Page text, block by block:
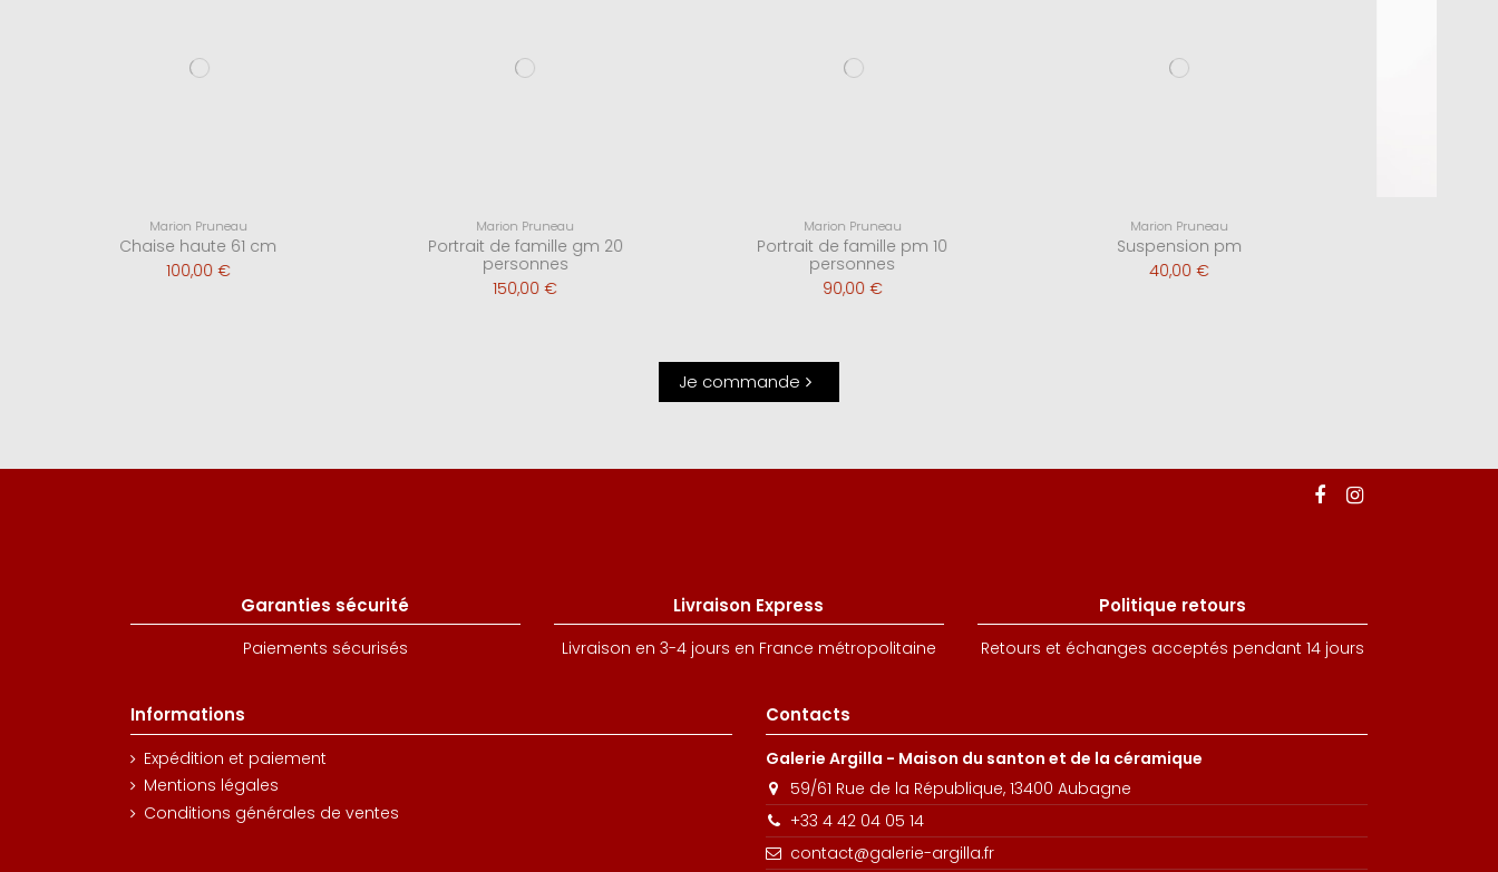
Marion Pruneau
Chaise haute 61 cm
100,00 €
Marion Pruneau
Portrait de famille gm 20
personnes
150,00 €
Marion Pruneau
Portrait de famille pm 10
personnes
90,00 €
Marion Pruneau
Suspension pm
Je commande
Garanties sécurité
Paiements sécurisés
Livraison Express
Livraison en 3-4 jours en France métropolitaine
Politique retours
Retours et échanges acceptés pendant 14 jours
Informations
Expédition et paiement
Mentions légales
Conditions générales de ventes
Contacts
Galerie Argilla - Maison du santon et de la céramique
59/61 Rue de la République, 13400 Aubagne
+33 4 42 04 05 14
contact@galerie-argilla.fr